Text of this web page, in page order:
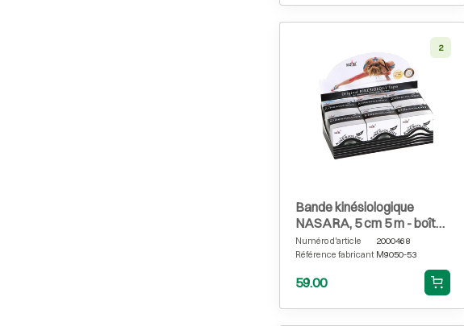
2
Bande kinésiologique
NASARA, 5 cm 5 m - boîte
de 6, noir
Numéro d'article
2000468
Référence fabricant M9050-53
59.00